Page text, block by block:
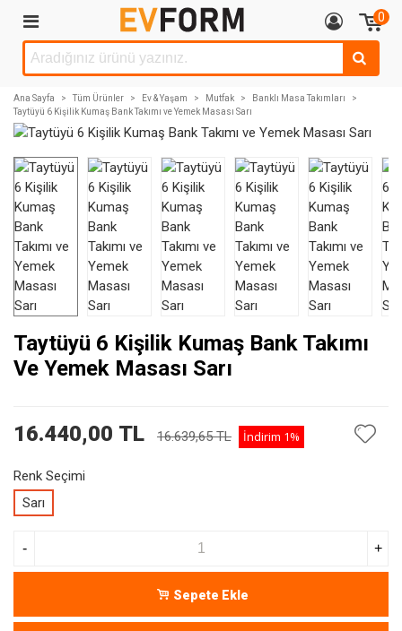
0
Ana Sayfa > Tüm Ürünler > Ev & Yaşam > Mutfak > Banklı Masa Takımları
>
Taytüyü 6 Kişilik Kumaş Bank Takımı ve Yemek Masası Sarı
Taytüyü 6 Kişilik Kumaş Bank Takımı
Ve Yemek Masası Sarı
16.440,00 TL 16.639,65 TL İndirim 1%
Renk Seçimi
Sarı
- +
Sepete Ekle